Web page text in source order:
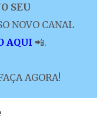
SEU
NOVO CANAL
AQUI 📲.
AGORA!